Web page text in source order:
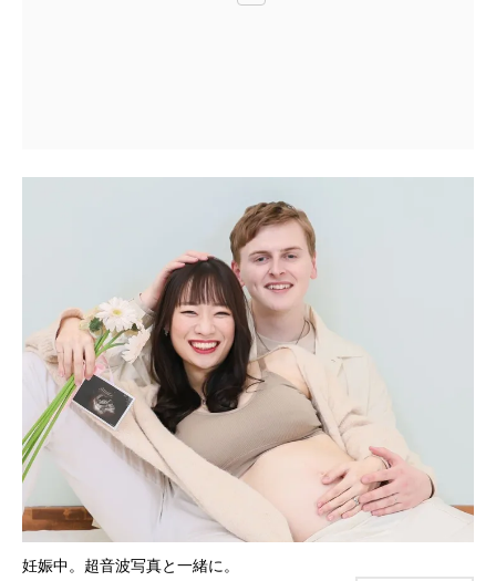
妊娠中。超音波写真と一緒に。